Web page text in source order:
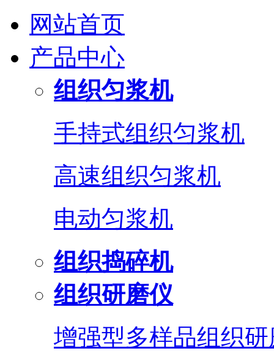
网站首页
产品中心
组织匀浆机
手持式组织匀浆机
高速组织匀浆机
电动匀浆机
组织捣碎机
组织研磨仪
增强型多样品组织